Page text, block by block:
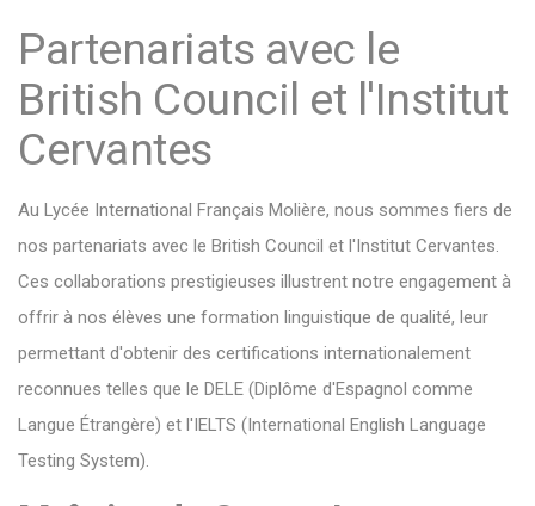
Partenariats avec le
British Council et l'Institut
Cervantes
Au Lycée International Français Molière, nous sommes fiers de
nos partenariats avec le British Council et l'Institut Cervantes.
Ces collaborations prestigieuses illustrent notre engagement à
offrir à nos élèves une formation linguistique de qualité, leur
permettant d'obtenir des certifications internationalement
reconnues telles que le DELE (Diplôme d'Espagnol comme
Langue Étrangère) et l'IELTS (International English Language
Testing System).